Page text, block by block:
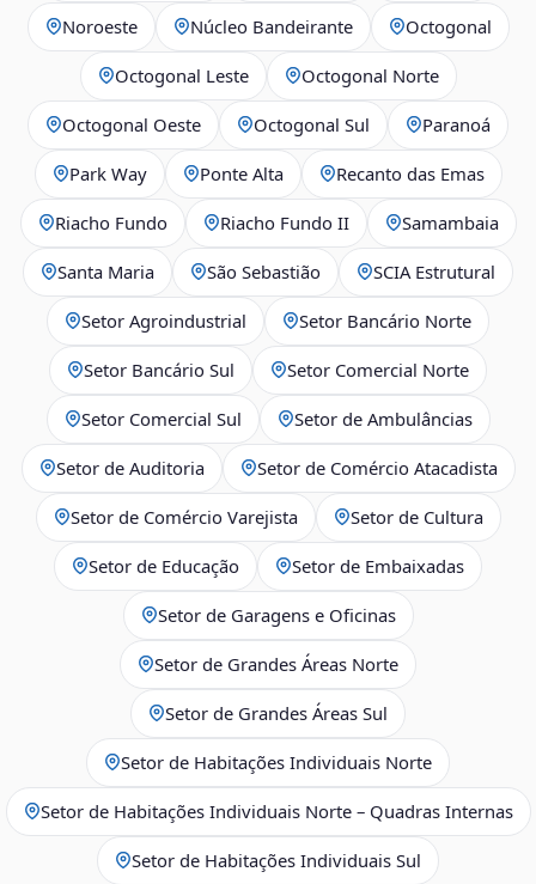
Noroeste Núcleo Bandeirante Octogonal
Octogonal Leste Octogonal Norte
Octogonal Oeste Octogonal Sul Paranoá
Park Way Ponte Alta Recanto das Emas
Riacho Fundo Riacho Fundo II Samambaia
Santa Maria São Sebastião SCIA Estrutural
Setor Agroindustrial Setor Bancário Norte
Setor Bancário Sul Setor Comercial Norte
Setor Comercial Sul Setor de Ambulâncias
Setor de Auditoria Setor de Comércio Atacadista
Setor de Comércio Varejista Setor de Cultura
Setor de Educação Setor de Embaixadas
Setor de Garagens e Oficinas
Setor de Grandes Áreas Norte
Setor de Grandes Áreas Sul
Setor de Habitações Individuais Norte
Setor de Habitações Individuais Norte – Quadras Internas
Setor de Habitações Individuais Sul